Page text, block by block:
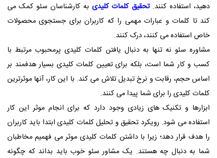
دهید، استفاده کنند.تحقیق کلمات کلیدی به کارشناسان سئو کمک می
کند تا کلمات و عبارات مهمی را که کاربران برای جستجوی محصولات
خاص استفاده می کنند، درک کنند.
مشاوره سئو نه تنها به دنبال یافتن کلمات کلیدی پرمحبوب مرتبط با
کسب و کار شما است، بلکه برای تعیین کلمات کلیدی بسیار هدفمند بر
اساس حجم، رقابت و نرخ تبدیل تلاش می کند. با این کار، آنها موثرترین
کلمات کلیدی را برای شما پیدا می کنند.
ابزارها و تکنیک های زیادی وجود دارد که برای انجام موثر این کار
استفاده می شود. رویکرد تحقیق و تحلیل کلمات کلیدی ابتدا باید کاربران
را هدف قرار دهد؛ زیرا با داشتن کلمات کلیدی موثر می فهمیم مخاطبان
شما به دنبال چه هستند. یک مشاور سئو خوب باید بداند که چگونه